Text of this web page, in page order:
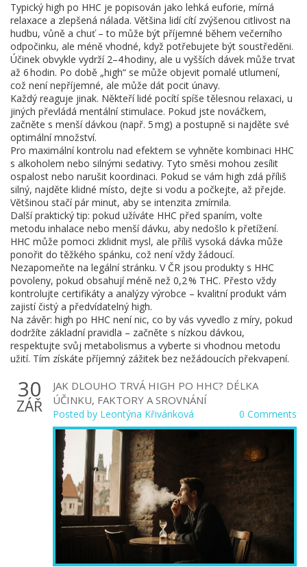
Typický high po HHC je popisován jako lehká euforie, mírná
relaxace a zlepšená nálada. Většina lidí cítí zvýšenou citlivost na
hudbu, vůně a chuť – to může být příjemné během večerního
odpočinku, ale méně vhodné, když potřebujete být soustředěni.
Účinek obvykle vydrží 2–4 hodiny, ale u vyšších dávek může trvat
až 6 hodin. Po době „high“ se může objevit pomalé utlumení,
což není nepříjemné, ale může dát pocit únavy.
Každý reaguje jinak. Někteří lidé pocítí spíše tělesnou relaxaci, u
jiných převládá mentální stimulace. Pokud jste nováčkem,
začněte s menší dávkou (např. 5 mg) a postupně si najděte své
optimální množství.
Pro maximální kontrolu nad efektem se vyhněte kombinaci HHC
s alkoholem nebo silnými sedativy. Tyto směsi mohou zesílit
ospalost nebo narušit koordinaci. Pokud se vám high zdá příliš
silný, najděte klidné místo, dejte si vodu a počkejte, až přejde.
Většinou stačí pár minut, aby se intenzita zmírnila.
Další praktický tip: pokud užíváte HHC před spaním, volte
metodu inhalace nebo menší dávku, aby nedošlo k přetížení.
HHC může pomoci zklidnit mysl, ale příliš vysoká dávka může
ponořit do těžkého spánku, což není vždy žádoucí.
Nezapomeňte na legální stránku. V ČR jsou produkty s HHC
povoleny, pokud obsahují méně než 0,2 % THC. Přesto vždy
kontrolujte certifikáty a analýzy výrobce – kvalitní produkt vám
zajistí čistý a předvídatelný high.
Na závěr: high po HHC není nic, co by vás vyvedlo z míry, pokud
dodržíte základní pravidla – začněte s nízkou dávkou,
respektujte svůj metabolismus a vyberte si vhodnou metodu
užití. Tím získáte příjemný zážitek bez nežádoucích překvapení.
30
ZÁŘ
JAK DLOUHO TRVÁ HIGH PO HHC? DÉLKA
ÚČINKU, FAKTORY A SROVNÁNÍ
Posted by Leontýna Křivánková 0 Comments